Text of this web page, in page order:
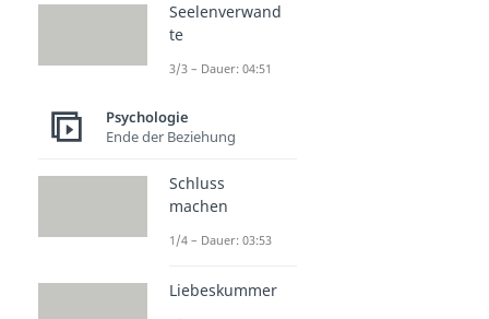
Seelenverwand
te
3/3 – Dauer: 04:51
Psychologie
Ende der Beziehung
Schluss
machen
1/4 – Dauer: 03:53
Liebeskummer